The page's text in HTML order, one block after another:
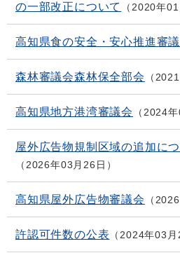
の一部改正について
2020年01
高知県食の安全・安心推進審
森林審議会森林保全部会
高知県地方港湾審議会 2024
屋外広告物規制区域の追加に
2026年03月26日
高知県屋外広告物審議会
許認可件数の公表 2024年03月